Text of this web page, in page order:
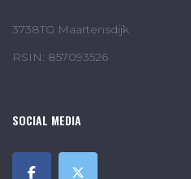
3738TG Maartensdijk
RSIN: 857093526
SOCIAL MEDIA